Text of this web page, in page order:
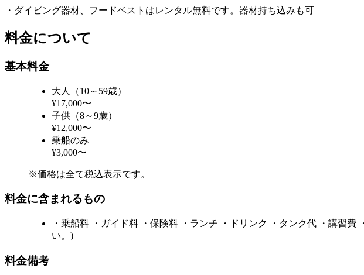
・ダイビング器材、フードベストはレンタル無料です。器材持ち込みも可
料金について
基本料金
大人（10～59歳）
¥17,000〜
子供（8～9歳）
¥12,000〜
乗船のみ
¥3,000〜
※価格は全て税込表示です。
料金に含まれるもの
・乗船料 ・ガイド料 ・保険料 ・ランチ ・ドリンク ・タンク代 ・講習
い。)
料金備考